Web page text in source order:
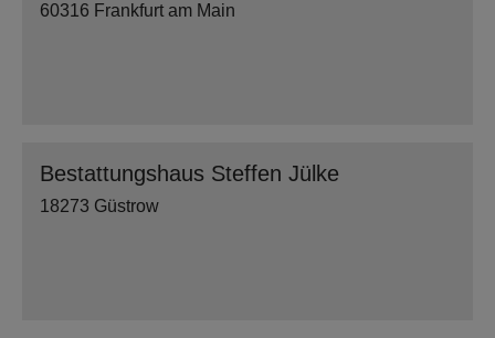
60316 Frankfurt am Main
Bestattungshaus Steffen Jülke
18273 Güstrow